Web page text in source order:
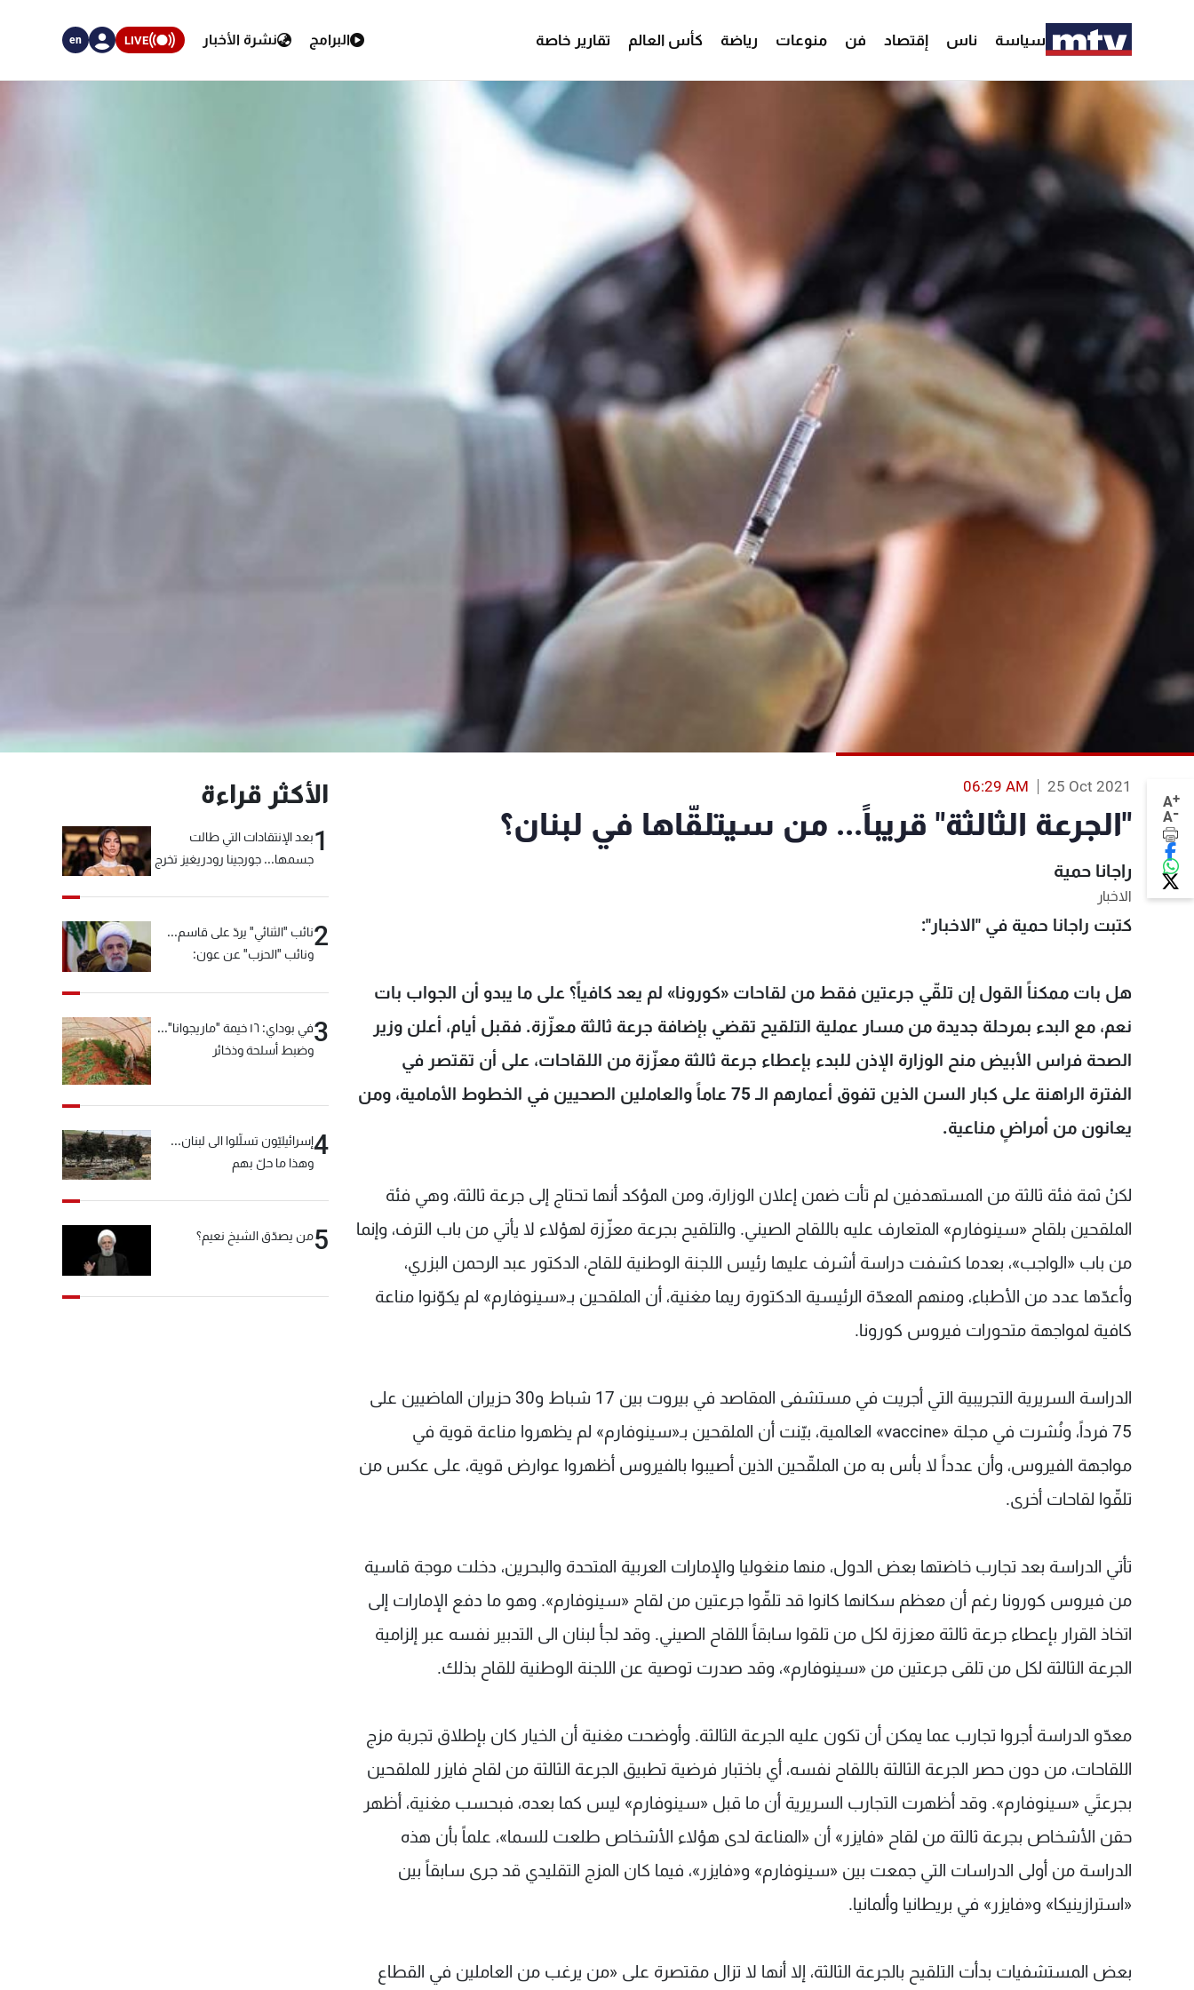
سياسة ناس إقتصاد فن منوعات رياضة كأس العالم تقارير خاصة البرامج نشرة الأخبار LIVE
en
A+
A-
25 Oct 2021
06:29 AM
"الجرعة الثالثة" قريباً... من سيتلقّاها في لبنان؟
راجانا حمية
الاخبار
كتبت راجانا حمية في "الاخبار":
هل بات ممكناً القول إن تلقّي جرعتين فقط من لقاحات «كورونا» لم يعد كافياً؟ على ما يبدو أن الجواب بات
نعم، مع البدء بمرحلة جديدة من مسار عملية التلقيح تقضي بإضافة جرعة ثالثة معزّزة. فقبل أيام، أعلن وزير
الصحة فراس الأبيض منح الوزارة الإذن للبدء بإعطاء جرعة ثالثة معزّزة من اللقاحات، على أن تقتصر في
الفترة الراهنة على كبار السن الذين تفوق أعمارهم الـ 75 عاماً والعاملين الصحيين في الخطوط الأمامية، ومن
يعانون من أمراضٍ مناعية.
لكنْ ثمة فئة ثالثة من المستهدفين لم تأت ضمن إعلان الوزارة، ومن المؤكد أنها تحتاج إلى جرعة ثالثة، وهي فئة
الملقحين بلقاح «سينوفارم» المتعارف عليه باللقاح الصيني. والتلقيح بجرعة معزّزة لهؤلاء لا يأتي من باب الترف، وإنما
من باب «الواجب»، بعدما كشفت دراسة أشرف عليها رئيس اللجنة الوطنية للقاح، الدكتور عبد الرحمن البزري،
وأعدّها عدد من الأطباء، ومنهم المعدّة الرئيسية الدكتورة ريما مغنية، أن الملقحين بـ«سينوفارم» لم يكوّنوا مناعة
كافية لمواجهة متحورات فيروس كورونا.
الدراسة السريرية التجريبية التي أجريت في مستشفى المقاصد في بيروت بين 17 شباط و30 حزيران الماضيين على
75 فرداً، ونُشرت في مجلة «vaccine» العالمية، بيّنت أن الملقحين بـ«سينوفارم» لم يظهروا مناعة قوية في
مواجهة الفيروس، وأن عدداً لا بأس به من الملقّحين الذين أصيبوا بالفيروس أظهروا عوارض قوية، على عكس من
تلقّوا لقاحات أخرى.
تأتي الدراسة بعد تجارب خاضتها بعض الدول، منها منغوليا والإمارات العربية المتحدة والبحرين، دخلت موجة قاسية
من فيروس كورونا رغم أن معظم سكانها كانوا قد تلقّوا جرعتين من لقاح «سينوفارم». وهو ما دفع الإمارات إلى
اتخاذ القرار بإعطاء جرعة ثالثة معززة لكل من تلقوا سابقاً اللقاح الصيني. وقد لجأ لبنان الى التدبير نفسه عبر إلزامية
الجرعة الثالثة لكل من تلقى جرعتين من «سينوفارم»، وقد صدرت توصية عن اللجنة الوطنية للقاح بذلك.
معدّو الدراسة أجروا تجارب عما يمكن أن تكون عليه الجرعة الثالثة. وأوضحت مغنية أن الخيار كان بإطلاق تجربة مزج
اللقاحات، من دون حصر الجرعة الثالثة باللقاح نفسه، أي باختبار فرضية تطبيق الجرعة الثالثة من لقاح فايزر للملقحين
بجرعتَي «سينوفارم». وقد أظهرت التجارب السريرية أن ما قبل «سينوفارم» ليس كما بعده، فبحسب مغنية، أظهر
حقن الأشخاص بجرعة ثالثة من لقاح «فايزر» أن «المناعة لدى هؤلاء الأشخاص طلعت للسما»، علماً بأن هذه
الدراسة من أولى الدراسات التي جمعت بين «سينوفارم» و«فايزر»، فيما كان المزج التقليدي قد جرى سابقاً بين
«استرازينيكا» و«فايزر» في بريطانيا وألمانيا.
بعض المستشفيات بدأت التلقيح بالجرعة الثالثة، إلا أنها لا تزال مقتصرة على «من يرغب من العاملين في القطاع
الأكثر قراءة
1بعد الإنتقادات التي طالت
جسمها... جورجينا رودريغيز تخرج
2نائب "الثنائي" يردّ على قاسم...
ونائب "الحزب" عن عون:
3
في بوداي: ١٦ خيمة "ماريجوانا"...
وضبط أسلحة وذخائر
4إسرائيليّون تسلّلوا الى لبنان...
وهذا ما حلّ بهم
5من يصدّق الشيخ نعيم؟